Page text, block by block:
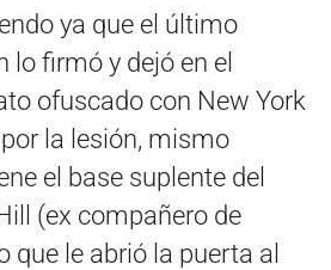
ya que el último
lo firmó y dejó en el
ofuscado con New York
la lesión, mismo
el base suplente del
(ex compañero de
que le abrió la puerta al